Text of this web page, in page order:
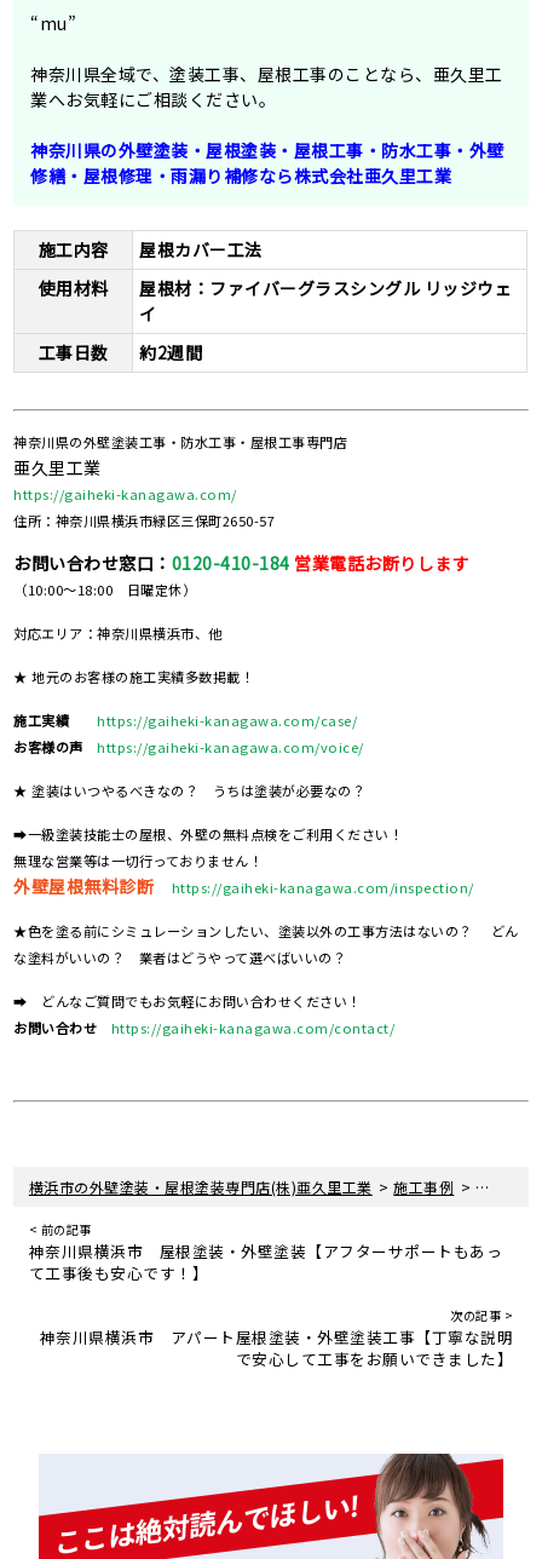
“mu”
神奈川県全域で、塗装工事、屋根工事のことなら、亜久里工
業へお気軽にご相談ください。
神奈川県の外壁塗装・屋根塗装・屋根工事・防水工事・外壁
修繕・屋根修理・⾬漏り補修なら株式会社亜久里工業
施工内容
屋根カバー工法
使用材料
屋根材：ファイバーグラスシングル リッジウェ
イ
工事日数
約2週間
神奈川県の外壁塗装工事・防水工事・屋根工事専門店
亜久里工業
https://gaiheki-kanagawa.com/
住所：神奈川県横浜市緑区三保町2650-57
お問い合わせ窓口： 0120-410-184 営業電話お断りします
（10:00～18:00 日曜定休）
対応エリア：神奈川県横浜市、他
★ 地元のお客様の施工実績多数掲載！
施工実績
https://gaiheki-kanagawa.com/case/
お客様の声
https://gaiheki-kanagawa.com/voice/
★ 塗装はいつやるべきなの？ うちは塗装が必要なの？
➡一級塗装技能士の屋根、外壁の無料点検をご利用ください！
無理な営業等は一切行っておりません！
外壁屋根無料診断 https://gaiheki-kanagawa.com/inspection/
★色を塗る前にシミュレーションしたい、塗装以外の工事方法はないの？ どん
な塗料がいいの？ 業者はどうやって選べばいいの？
➡ どんなご質問でもお気軽にお問い合わせください！
お問い合わせ
https://gaiheki-kanagawa.com/contact/
横浜市の外壁塗装・屋根塗装専門店(株)亜久里工業 >施工事例 > 神奈川
< 前の記事
神奈川県横浜市 屋根塗装・外壁塗装【アフターサポートもあっ
て工事後も安心です！】
次の記事 >
神奈川県横浜市 アパート屋根塗装・外壁塗装工事【丁寧な説明
で安心して工事をお願いできました】